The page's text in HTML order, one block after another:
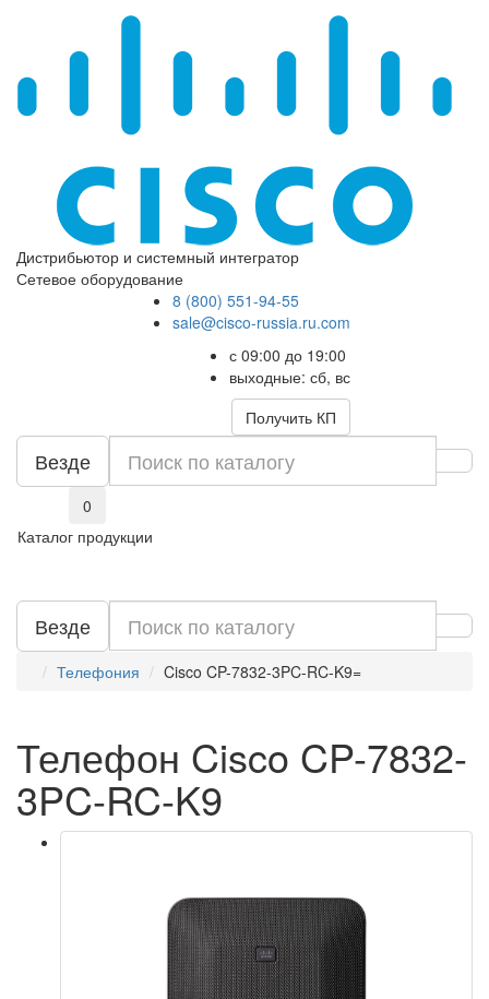
Дистрибьютор и системный интегратор
Сетевое оборудование
8 (800) 551-94-55
sale@cisco-russia.ru.com
с 09:00 до 19:00
выходные: сб, вс
Получить КП
Везде
0
Каталог продукции
Везде
Телефония Cisco CP-7832-3PC-RC-K9=
Телефон Cisco CP-7832-
3PC-RC-K9